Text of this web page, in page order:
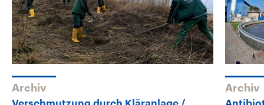
Archiv Archiv